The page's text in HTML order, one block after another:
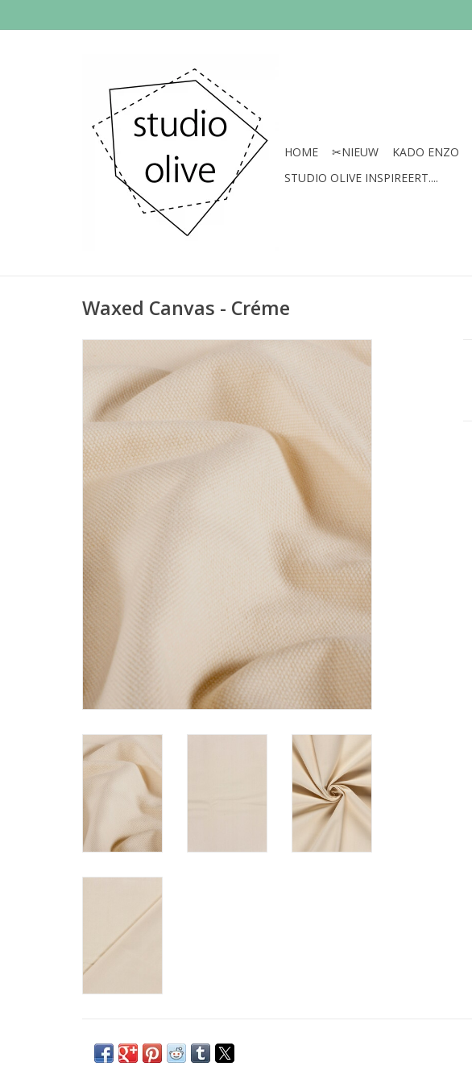
HOME ✂︎NIEUW KADO ENZO
STUDIO OLIVE INSPIREERT....
Waxed Canvas - Créme